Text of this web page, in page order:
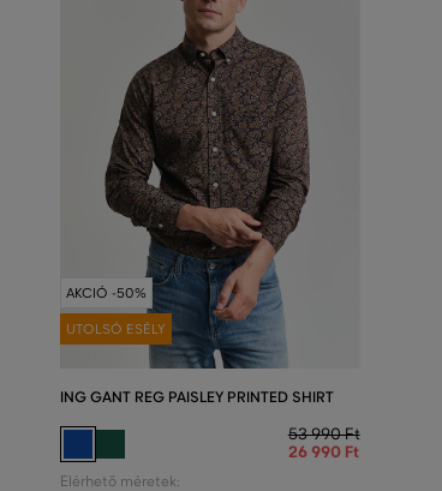
AKCIÓ -50%
UTOLSÓ ESÉLY
ING GANT REG PAISLEY PRINTED SHIRT
53 990 Ft
26 990 Ft
Elérhető méretek: